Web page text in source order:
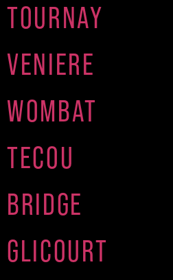
TOURNAY
VENIERE
WOMBAT
TECOU
BRIDGE
GLICOURT